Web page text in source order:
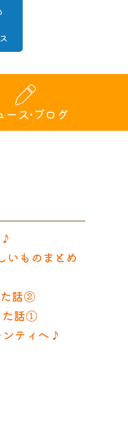
ース•ブログ
ものまとめ
話②
た話①
ティへ♪